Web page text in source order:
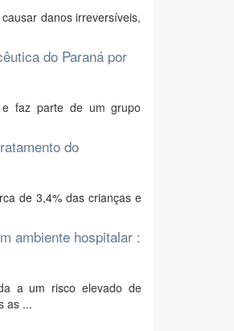
danos irreversíveis,
do Paraná por
e faz parte de um grupo
do
de 3,4% das crianças e
ambiente hospitalar :
a um risco elevado de
as ...